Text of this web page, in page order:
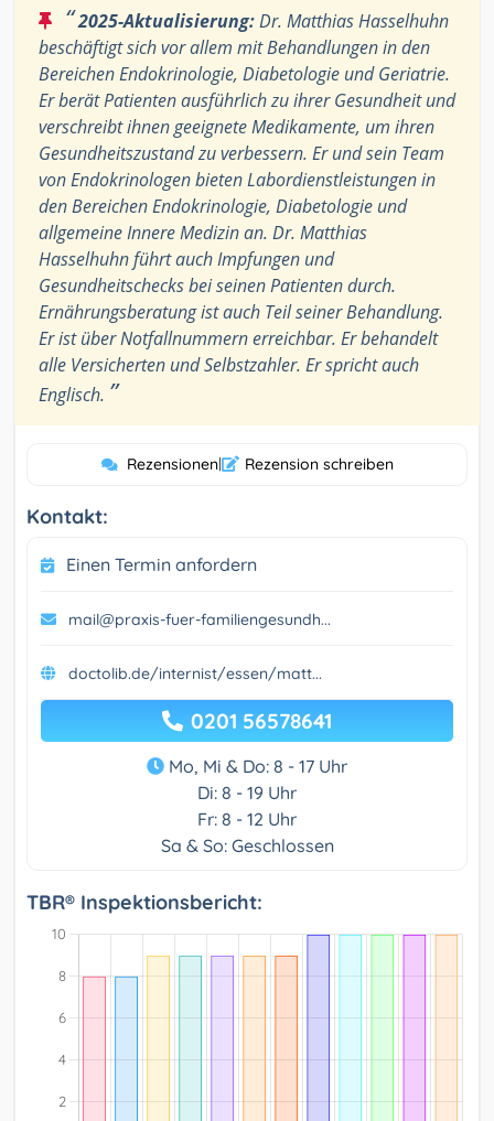
“2025-Aktualisierung:Dr. Matthias Hasselhuhn
beschäftigt sich vor allem mit Behandlungen in den
Bereichen Endokrinologie, Diabetologie und Geriatrie.
Er berät Patienten ausführlich zu ihrer Gesundheit und
verschreibt ihnen geeignete Medikamente, um ihren
Gesundheitszustand zu verbessern. Er und sein Team
von Endokrinologen bieten Labordienstleistungen in
den Bereichen Endokrinologie, Diabetologie und
allgemeine Innere Medizin an. Dr. Matthias
Hasselhuhn führt auch Impfungen und
Gesundheitschecks bei seinen Patienten durch.
Ernährungsberatung ist auch Teil seiner Behandlung.
Er ist über Notfallnummern erreichbar. Er behandelt
alle Versicherten und Selbstzahler. Er spricht auch
Englisch. ”
Rezensionen| Rezension schreiben
Kontakt:
Einen Termin anfordern
mail@praxis-fuer-familiengesundh...
doctolib.de/internist/essen/matt...
0201 56578641
Mo, Mi & Do: 8 - 17 Uhr
Di: 8 - 19 Uhr
Fr: 8 - 12 Uhr
Sa & So: Geschlossen
TBR® Inspektionsbericht: